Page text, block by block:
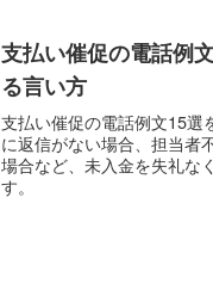
支払い催促の電話例
る言い方
支払い催促の電話例文15選
に返信がない場合、担当者
場合など、未入金を失礼な
す。